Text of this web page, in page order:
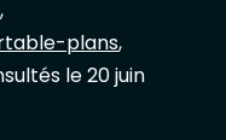
,
plans,
le 20 juin